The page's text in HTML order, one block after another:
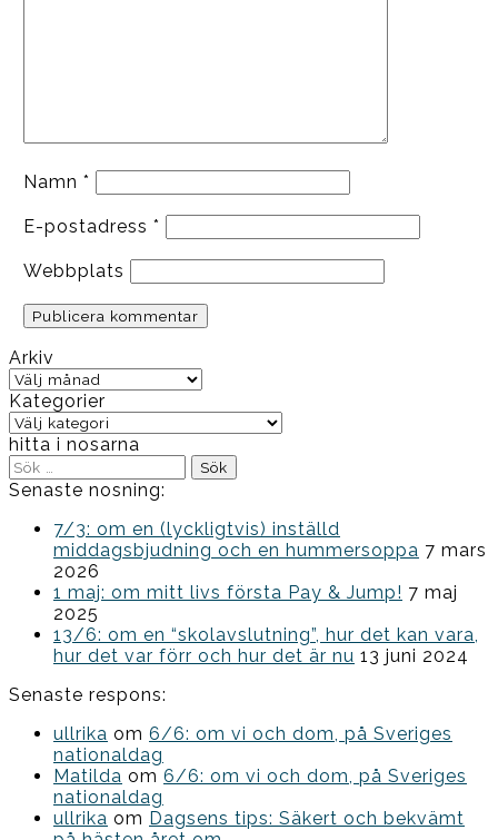
Namn *
E-postadress *
Webbplats
Arkiv
Arkiv
Kategorier
Kategorier
hitta i nosarna
Sök
efter:
Senaste nosning:
7/3: om en (lyckligtvis) inställd
middagsbjudning och en hummersoppa 7 mars
2026
1 maj: om mitt livs första Pay & Jump! 7 maj
2025
13/6: om en “skolavslutning”, hur det kan vara,
hur det var förr och hur det är nu 13 juni 2024
Senaste respons:
ullrika om 6/6: om vi och dom, på Sveriges
nationaldag
Matilda om 6/6: om vi och dom, på Sveriges
nationaldag
ullrika om Dagsens tips: Säkert och bekvämt